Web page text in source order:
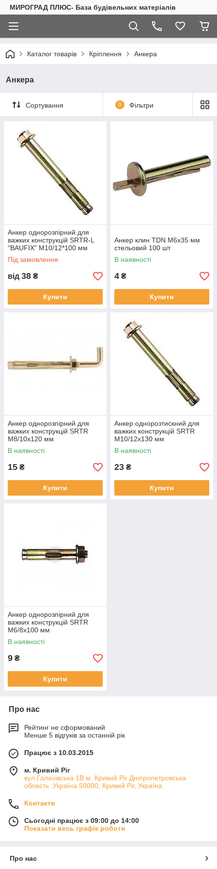
МИРОГРАД ПЛЮС- База будівельних матеріалів
Каталог товарів Кріплення Анкера
Анкера
Сортування 0 Фільтри
Анкер однорозпірний для
важких конструкцій SRTR-L
"BAUFIX" M10/12*100 мм
Під замовлення
від 38 ₴
Купити
Анкер клин TDN M6x35 мм
стельовий 100 шт
В наявності
4 ₴
Купити
Анкер однорозпірний для
важких конструкцій SRTR
M8/10x120 мм
В наявності
15 ₴
Купити
Анкер однорозтискний для
важких конструкцій SRTR
M10/12x130 мм
В наявності
23 ₴
Купити
Анкер однорозпірний для
важких конструкцій SRTR
M6/8х100 мм
В наявності
9 ₴
Купити
Про нас
Рейтинг не сформований
Менше 5 відгуків за останній рік
Працює з 10.03.2015
м. Кривий Ріг
вул.Галахівська 1В м. Кривий Ріг Дніпропетровська
область ,Україна 50000, Кривий Ріг, Україна
Контакти
Сьогодні працює з 09:00 до 14:00
Показати весь графік роботи
Про нас